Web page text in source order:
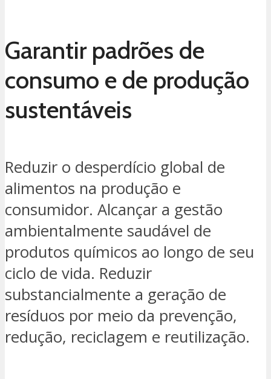
Garantir padrões de
consumo e de produção
sustentáveis
Reduzir o desperdício global de
alimentos na produção e
consumidor. Alcançar a gestão
ambientalmente saudável de
produtos químicos ao longo de seu
ciclo de vida. Reduzir
substancialmente a geração de
resíduos por meio da prevenção,
redução, reciclagem e reutilização.